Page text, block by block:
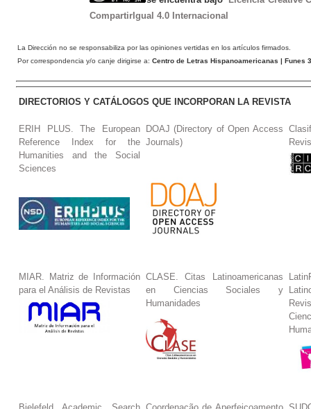
CompartirIgual 4.0 Internacional
La Dirección no se responsabiliza por las opiniones vertidas en los artículos firmados.
Por correspondencia y/o canje dirigirse a: Centro de Letras Hispanoamericanas | Funes
DIRECTORIOS Y CATÁLOGOS QUE INCORPORAN LA REVISTA
ERIH PLUS. The European
Reference Index for the
Humanities and the Social
Sciences
DOAJ (Directory of Open Access
Journals)
MIAR. Matriz de Información
para el Análisis de Revistas
CLASE. Citas Latinoamericanas
en Ciencias Sociales y
Humanidades